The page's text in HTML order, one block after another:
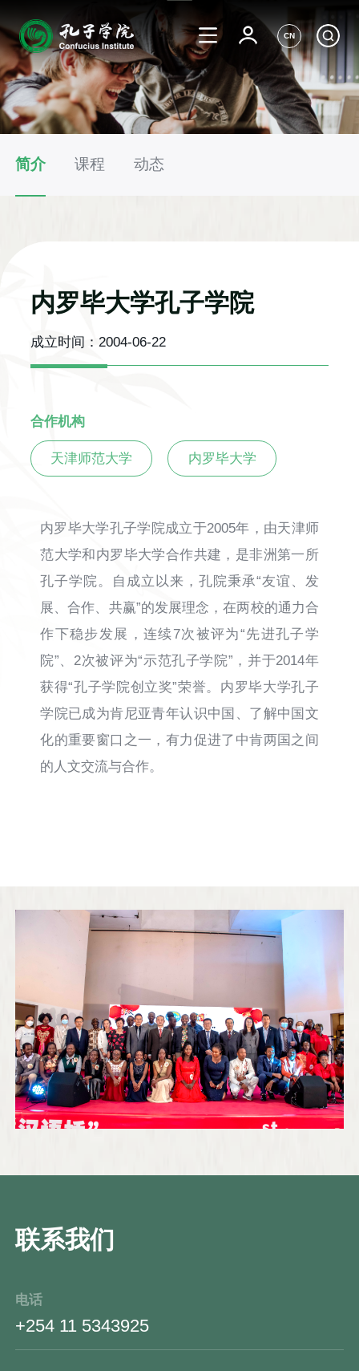
CN
简介 课程 动态
内罗毕大学孔子学院
成立时间： 2004-06-22
合作机构
天津师范大学 内罗毕大学
内罗毕大学孔子学院成立于2005年，由天津师
范大学和内罗毕大学合作共建，是非洲第一所
孔子学院。自成立以来，孔院秉承“友谊、发
展、合作、共赢”的发展理念，在两校的通力合
作下稳步发展，连续7次被评为“先进孔子学
院”、2次被评为“示范孔子学院”，并于2014年
获得“孔子学院创立奖”荣誉。内罗毕大学孔子
学院已成为肯尼亚青年认识中国、了解中国文
化的重要窗口之一，有力促进了中肯两国之间
的人文交流与合作。
联系我们
电话
+254 11 5343925